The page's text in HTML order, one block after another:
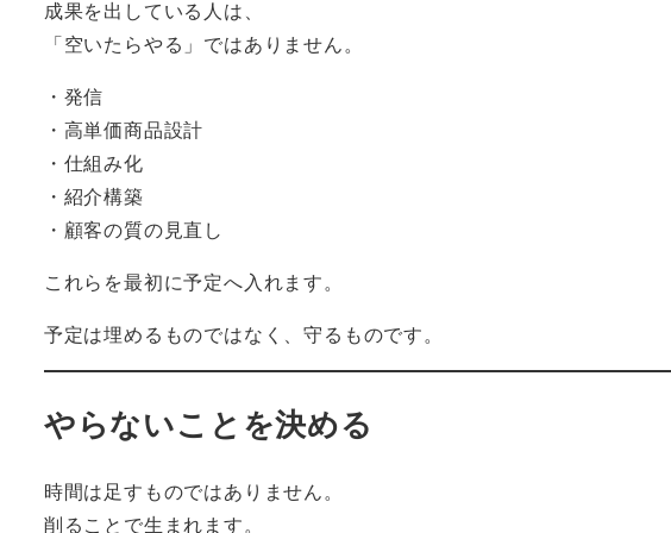
成果を出している人は、
「空いたらやる」ではありません。
・発信
・高単価商品設計
・仕組み化
・紹介構築
・顧客の質の見直し
これらを最初に予定へ入れます。
予定は埋めるものではなく、守るものです。
やらないことを決める
時間は足すものではありません。
削ることで生まれます。